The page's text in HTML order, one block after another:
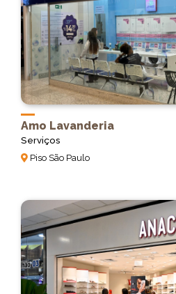
Amo Lavanderia
Serviços
Piso São Paulo